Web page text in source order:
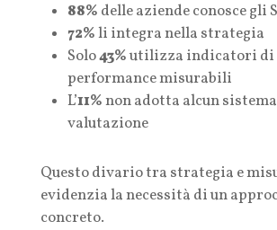
88% delle aziende conosce gli
72%li integra nella strategia
Solo43%utilizza indicatori di
performance misurabili
L’11%non adotta alcun
valutazione
Questo divario tra strategia e
evidenzia la necessità di un
concreto.